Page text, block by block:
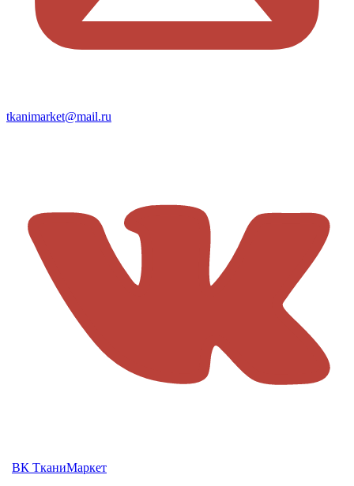
tkanimarket@mail.ru
ВК ТканиМаркет